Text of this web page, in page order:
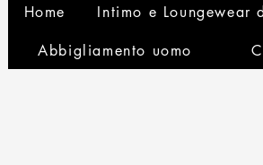
Home Intimo e Loungewear
Abbigliamento uomo